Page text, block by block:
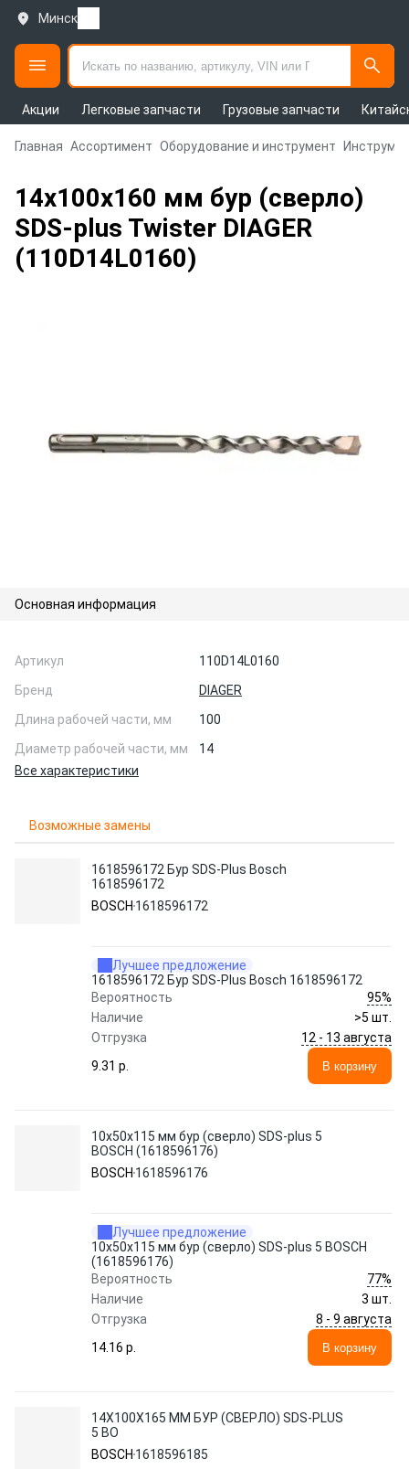
Минск
Акции Легковые запчасти Грузовые запчасти
Главная Ассортимент Оборудование и инструмент
14х100х160 мм бур (сверло)
SDS-plus Twister DIAGER
(110D14L0160)
Основная информация
Артикул
110D14L0160
Бренд
DIAGER
Длина рабочей части, мм
100
Диаметр рабочей части, мм
14
Все характеристики
Возможные замены
1618596172 Бур SDS-Plus Bosch
1618596172
BOSCH 1618596172
Лучшее предложение
1618596172 Бур SDS-Plus Bosch 1618596172
Вероятность
95%
Наличие
>5 шт.
Отгрузка
12 - 13 августа
9.31 p.
В корзину
10х50х115 мм бур (сверло) SDS-plus 5
BOSCH (1618596176)
BOSCH 1618596176
Лучшее предложение
10х50х115 мм бур (сверло) SDS-plus 5 BOSCH
(1618596176)
Вероятность
77%
Наличие
3 шт.
Отгрузка
8 - 9 августа
14.16 p.
В корзину
14Х100Х165 ММ БУР (СВЕРЛО) SDS-PLUS
5 BO
BOSCH 1618596185